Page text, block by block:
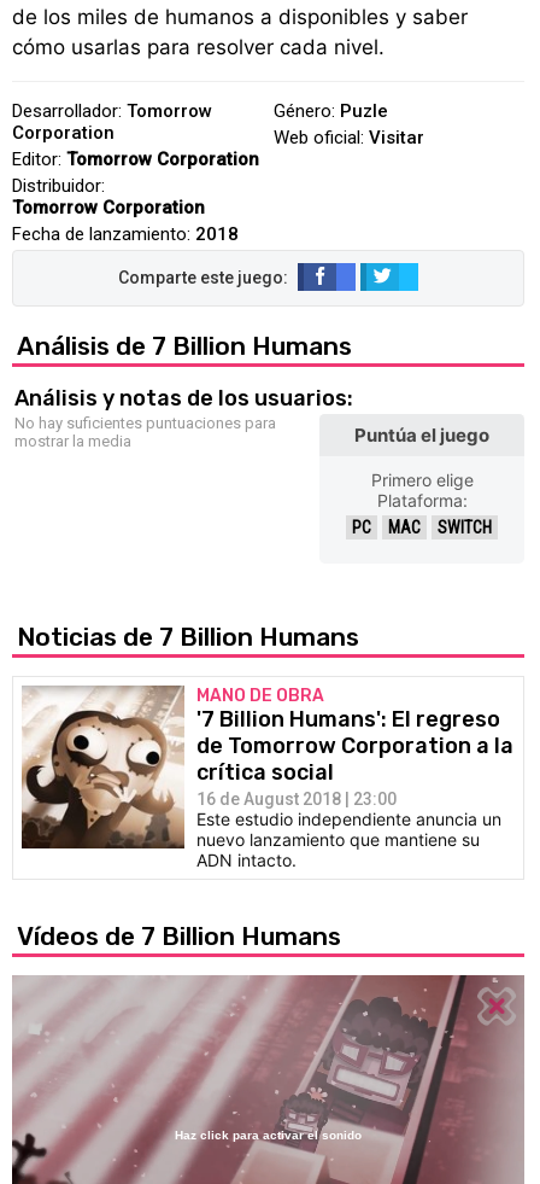
de los miles de humanos a disponibles y saber
cómo usarlas para resolver cada nivel.
Desarrollador: Tomorrow
Corporation
Editor: Tomorrow Corporation
Distribuidor:
Tomorrow Corporation
Fecha de lanzamiento: 2018
Género: Puzle
Web oficial: Visitar
Análisis de 7 Billion Humans
Análisis y notas de los usuarios:
No hay suficientes puntuaciones para
mostrar la media
Puntúa el juego
Primero elige
Plataforma:
PC MAC SWITCH
Noticias de 7 Billion Humans
MANO DE OBRA
'7 Billion Humans': El regreso
de Tomorrow Corporation a la
crítica social
16 de August 2018 | 23:00
Este estudio independiente anuncia un
nuevo lanzamiento que mantiene su
ADN intacto.
Vídeos de 7 Billion Humans
Loaded
Haz click para activar el sonido